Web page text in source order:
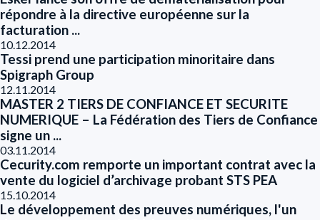
répondre à la directive européenne sur la
facturation ...
10.12.2014
Tessi prend une participation minoritaire dans
Spigraph Group
12.11.2014
MASTER 2 TIERS DE CONFIANCE ET SECURITE
NUMERIQUE – La Fédération des Tiers de Confiance
signe un ...
03.11.2014
Cecurity.com remporte un important contrat avec la
vente du logiciel d’archivage probant STS PEA
15.10.2014
Le développement des preuves numériques, l'un